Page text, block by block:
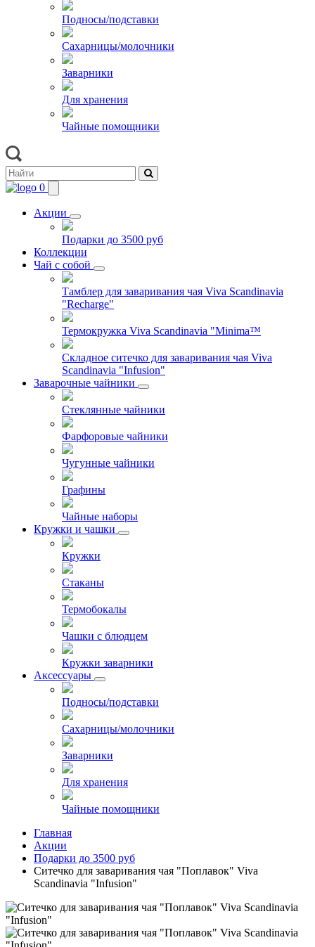
Подносы/подставки
Сахарницы/молочники
Заварники
Для хранения
Чайные помощники
0
Акции
Подарки до 3500 руб
Коллекции
Чай с собой
Тамблер для заваривания чая Viva Scandinavia
"Recharge"
Термокружка Viva Scandinavia "Minima™
Складное ситечко для заваривания чая Viva
Scandinavia "Infusion"
Заварочные чайники
Стеклянные чайники
Фарфоровые чайники
Чугунные чайники
Графины
Чайные наборы
Кружки и чашки
Кружки
Стаканы
Термобокалы
Чашки с блюдцем
Кружки заварники
Аксессуары
Подносы/подставки
Сахарницы/молочники
Заварники
Для хранения
Чайные помощники
Главная
Акции
Подарки до 3500 руб
Ситечко для заваривания чая "Поплавок" Viva
Scandinavia "Infusion"